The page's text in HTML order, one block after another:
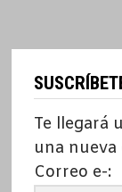
Te llegará
una
Correo e-: